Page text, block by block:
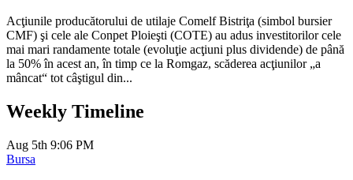
Acţiunile producătorului de utilaje Comelf Bistriţa (simbol bursier
CMF) şi cele ale Conpet Ploieşti (COTE) au adus inves­ti­torilor cele
mai mari randamente totale (evoluţie acţiuni plus dividende) de până
la 50% în acest an, în timp ce la Romgaz, scăderea acţiunilor „a
mâncat“ tot câştigul din...
Weekly Timeline
Aug 5th 9:06 PM
Bursa